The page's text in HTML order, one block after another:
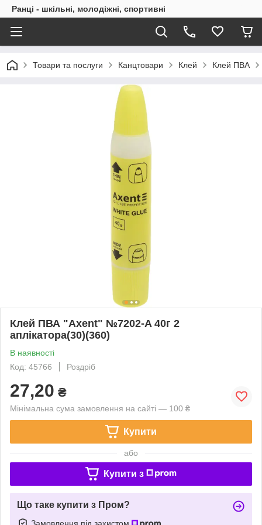
Ранці - шкільні, молодіжні, спортивні
Товари та послуги Канцтовари Клей Клей ПВА
Клей ПВА "Axent" №7202-A 40г 2
аплікатора(30)(360)
В наявності
Код: 45766
Роздріб
27,20 ₴
Мінімальна сума замовлення на сайті — 100 ₴
Купити
або
Купити з
Що таке купити з Пром?
Замовлення під захистом